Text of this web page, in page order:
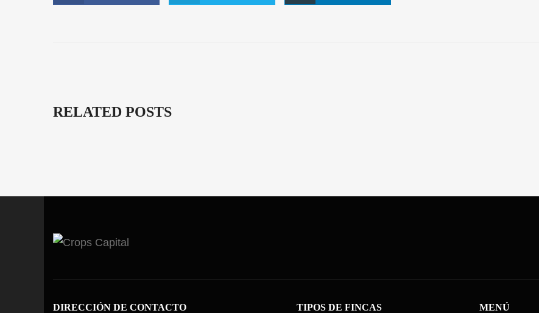
RELATED POSTS
DIRECCIÓN DE CONTACTO TIPOS DE FINCAS MENÚ